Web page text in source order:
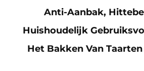
Anti-Aanbak,
Huishoudelijk
Het Bakken Van